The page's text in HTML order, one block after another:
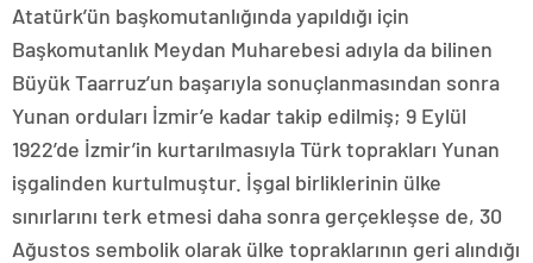
Atatürk’ün başkomutanlığında yapıldığı için
Başkomutanlık Meydan Muharebesi adıyla da bilinen
Büyük Taarruz’un başarıyla sonuçlanmasından sonra
Yunan orduları İzmir’e kadar takip edilmiş; 9 Eylül
1922’de İzmir’in kurtarılmasıyla Türk toprakları Yunan
işgalinden kurtulmuştur. İşgal birliklerinin ülke
sınırlarını terk etmesi daha sonra gerçekleşse de, 30
Ağustos sembolik olarak ülke topraklarının geri alındığı